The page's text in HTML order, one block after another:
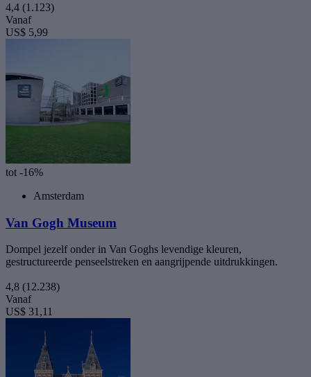
4,4 (1.123)
Vanaf
US$ 5,99
tot -16%
Amsterdam
Van Gogh Museum
Dompel jezelf onder in Van Goghs levendige kleuren,
gestructureerde penseelstreken en aangrijpende uitdrukkingen.
4,8 (12.238)
Vanaf
US$ 31,11